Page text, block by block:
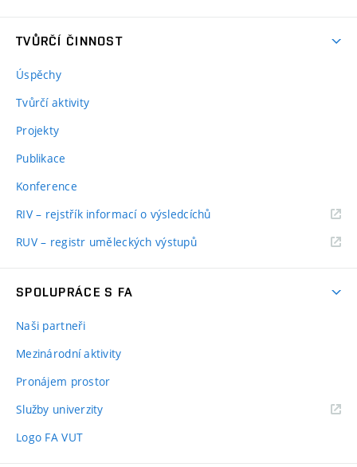
TVŮRČÍ ČINNOST
Úspěchy
Tvůrčí aktivity
Projekty
Publikace
Konference
RIV – rejstřík informací o výsledcíchů
RUV – registr uměleckých výstupů
SPOLUPRÁCE S FA
Naši partneři
Mezinárodní aktivity
Pronájem prostor
Služby univerzity
Logo FA VUT